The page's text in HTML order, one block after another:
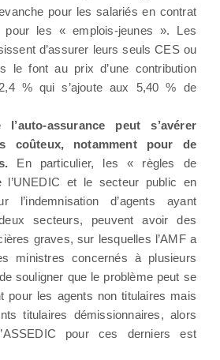
pour les salariés en contrat
pour les « emplois-jeunes ». Les
d’assurer leurs seuls CES ou
le font au prix d’une contribution
% qui s’ajoute aux 5,40 % de
assurance peut s’avérer
coûteux, notamment pour de
En particulier, les « règles de
l’UNEDIC et le secteur public en
l’indemnisation d’agents ayant
secteurs, peuvent avoir des
graves, sur lesquelles l’AMF a
ministres concernés à plusieurs
souligner que le problème peut se
pour les agents non titulaires mais
titulaires démissionnaires, alors
pour ces derniers est